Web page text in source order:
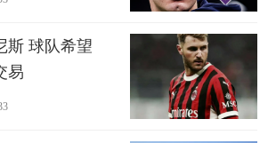
斯 球队希望
易